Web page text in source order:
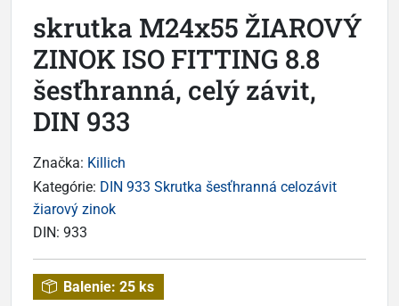
skrutka M24x55 ŽIAROVÝ
ZINOK ISO FITTING 8.8
šesťhranná, celý závit,
DIN 933
Značka: Killich
Kategórie: DIN 933 Skrutka šesťhranná celozávit
žiarový zinok
DIN: 933
Balenie: 25 ks